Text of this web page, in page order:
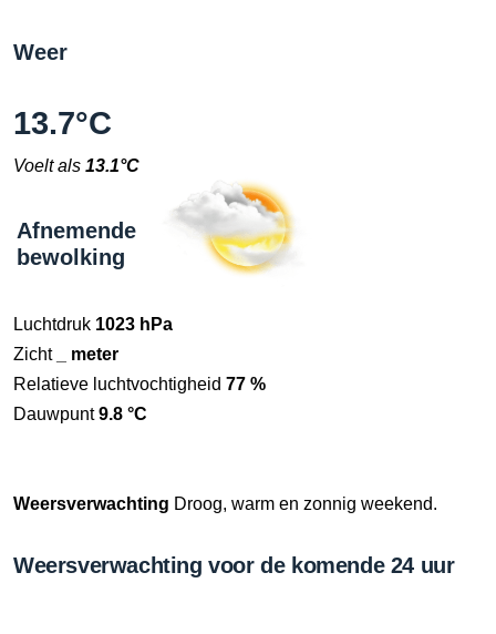
Weer
13.7°C
Voelt als 13.1°C
Afnemende
bewolking
Luchtdruk 1023 hPa
Zicht
_ meter
Relatieve luchtvochtigheid 77 %
Dauwpunt9.8 °C
Weersverwachting Droog, warm en zonnig weekend.
Weersverwachting voor de komende 24 uur